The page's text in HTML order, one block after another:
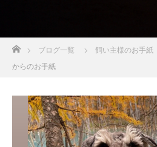
ブログ一覧 飼い主様のお手紙
からのお手紙